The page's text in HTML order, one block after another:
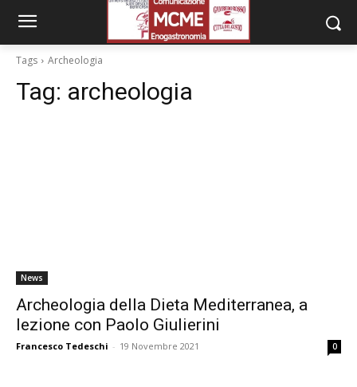
Tags Archeologia
Tag: archeologia
News
Archeologia della Dieta Mediterranea, a
lezione con Paolo Giulierini
Francesco Tedeschi - 19 Novembre 2021 0